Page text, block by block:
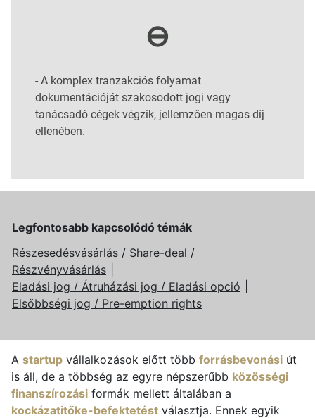
⊖
- A komplex tranzakciós folyamat
dokumentációját szakosodott jogi vagy
tanácsadó cégek végzik, jellemzően magas díj
ellenében.
Legfontosabb kapcsolódó témák
Részesedésvásárlás / Share-deal /
Részvényvásárlás
Eladási jog / Átruházási jog / Eladási opció
Elsőbbségi jog / Pre-emption rights
A startup vállalkozások előtt több forrásbevonási út
is áll, de a többség az egyre népszerűbb közösségi
finanszírozási formák mellett általában a
kockázatitőke-befektetést választja. Ennek egyik